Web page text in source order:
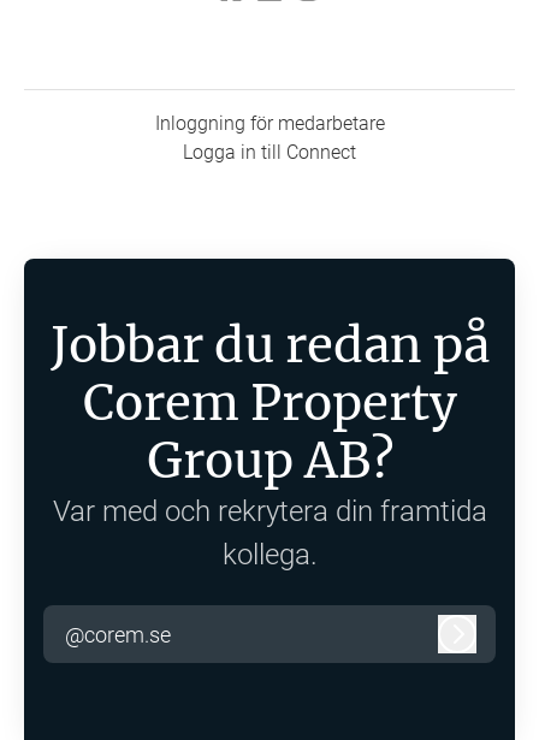
Inloggning för medarbetare
Logga in till Connect
Jobbar du redan på
Corem Property
Group AB?
Var med och rekrytera din framtida
kollega.
@corem.se